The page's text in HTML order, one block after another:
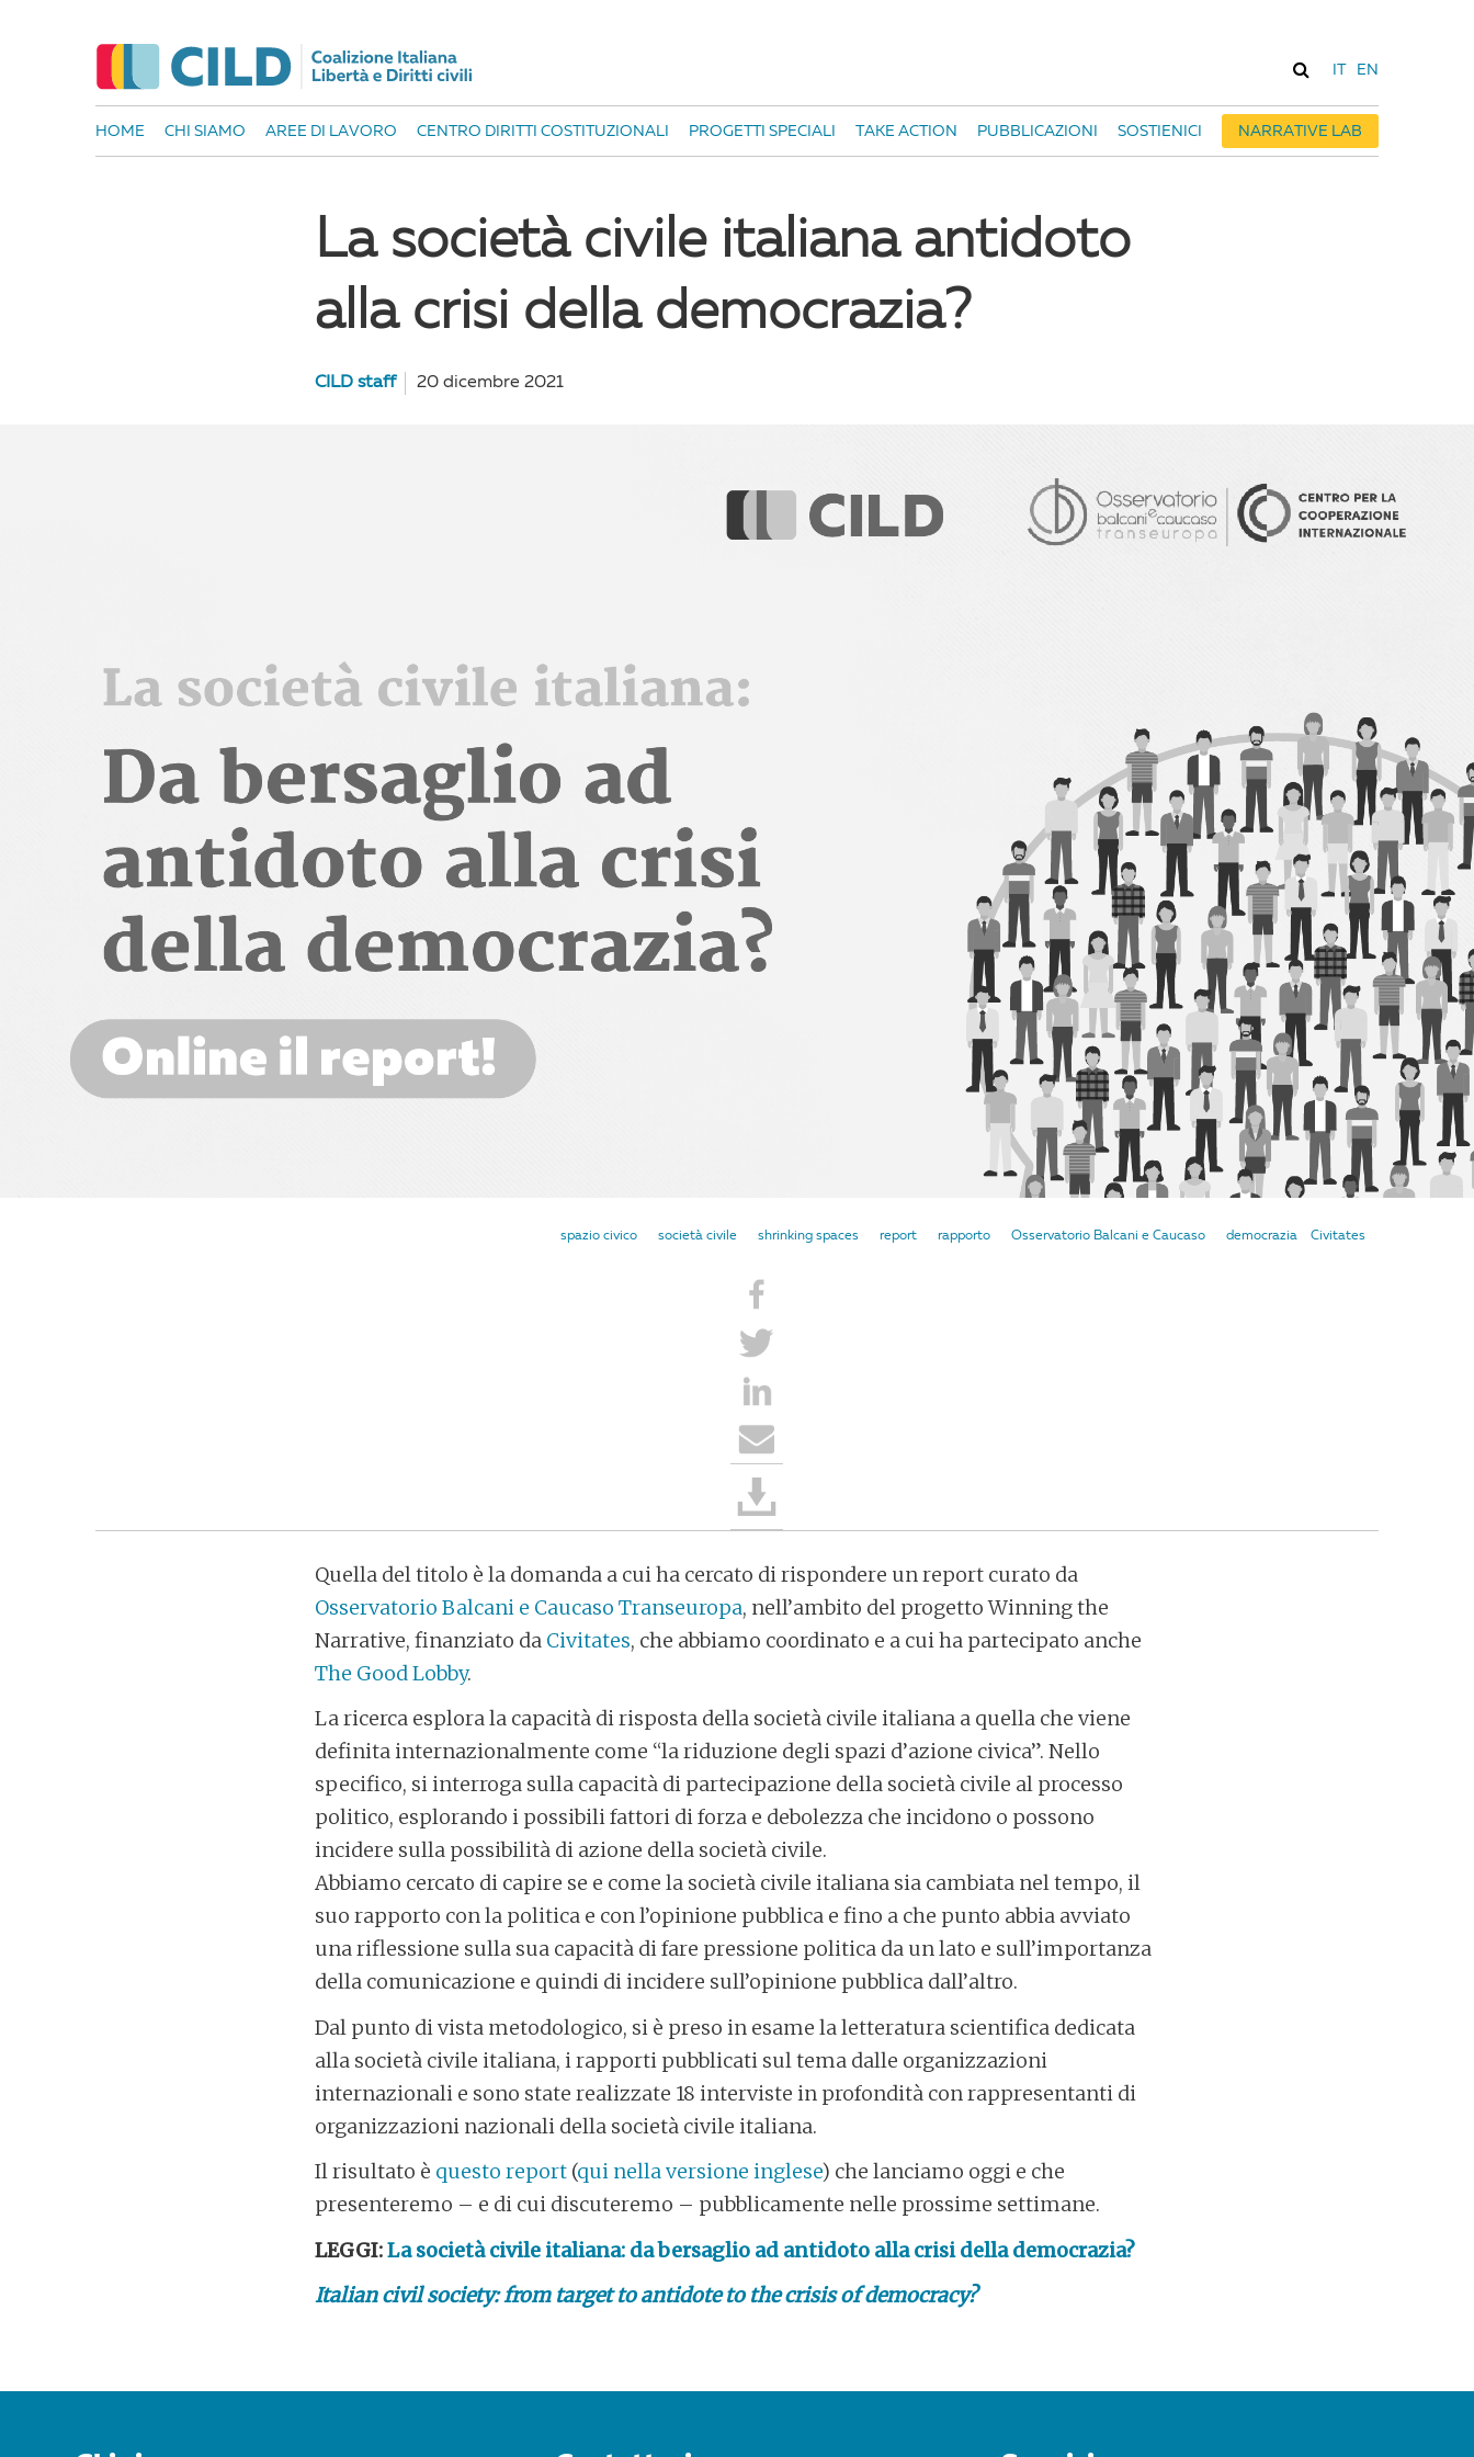
EN
HOME CHI SIAMO AREE DI LAVORO CENTRO DIRITTI COSTITUZIONALI PROGETTI SPECIALI TAKE ACTION PUBBLICAZIONI SOSTIENICI NARRATIVE LAB
La società civile italiana antidoto
alla crisi della democrazia?
CILD staff 20 dicembre 2021
Civitates
democrazia
Osservatorio Balcani e Caucaso
rapporto
report
shrinking spaces
società civile
spazio civico
Quella del titolo è la domanda a cui ha cercato di rispondere un report curato da
Osservatorio Balcani e Caucaso Transeuropa, nell’ambito del progetto Winning the
Narrative, finanziato da Civitates, che abbiamo coordinato e a cui ha partecipato anche
The Good Lobby.
La ricerca esplora la capacità di risposta della società civile italiana a quella che viene
definita internazionalmente come “la riduzione degli spazi d’azione civica”. Nello
specifico, si interroga sulla capacità di partecipazione della società civile al processo
politico, esplorando i possibili fattori di forza e debolezza che incidono o possono
incidere sulla possibilità di azione della società civile.
Abbiamo cercato di capire se e come la società civile italiana sia cambiata nel tempo, il
suo rapporto con la politica e con l’opinione pubblica e fino a che punto abbia avviato
una riflessione sulla sua capacità di fare pressione politica da un lato e sull’importanza
della comunicazione e quindi di incidere sull’opinione pubblica dall’altro.
Dal punto di vista metodologico, si è preso in esame la letteratura scientifica dedicata
alla società civile italiana, i rapporti pubblicati sul tema dalle organizzazioni
internazionali e sono state realizzate 18 interviste in profondità con rappresentanti di
organizzazioni nazionali della società civile italiana.
Il risultato è questo report (qui nella versione inglese) che lanciamo oggi e che
presenteremo – e di cui discuteremo – pubblicamente nelle prossime settimane.
LEGGI:La società civile italiana: da bersaglio ad antidoto alla crisi della democrazia?
Italian civil society: from target to antidote to the crisis of democracy?
POST